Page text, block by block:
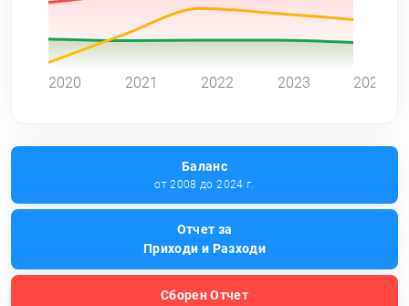
2020 2021 2022 2023 2024
Баланс
от 2008 до 2024 г.
Отчет за
Приходи и Разходи
Сборен Отчет